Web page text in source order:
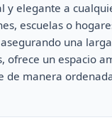
y elegante a
escuelas o
una
ofrece un espacio
de manera